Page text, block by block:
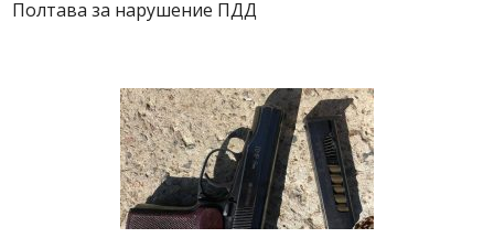
Полтава за нарушение ПДД